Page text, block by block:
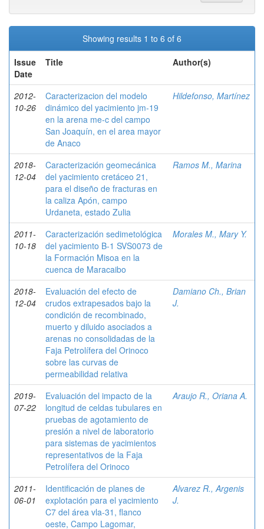
Showing results 1 to 6 of 6
Issue
Date
Title Author(s)
2012-
10-26
Caracterizacion del modelo
dinámico del yacimiento jm-19
en la arena me-c del campo
San Joaquín, en el area mayor
de Anaco
Hildefonso, Martínez
2018-
12-04
Caracterización geomecánica
del yacimiento cretáceo 21,
para el diseño de fracturas en
la caliza Apón, campo
Urdaneta, estado Zulia
Ramos M., Marina
2011-
10-18
Caracterización sedimetológica
del yacimiento B-1 SVS0073 de
la Formación Misoa en la
cuenca de Maracaibo
Morales M., Mary Y.
2018-
12-04
Evaluación del efecto de
crudos extrapesados bajo la
condición de recombinado,
muerto y diluido asociados a
arenas no consolidadas de la
Faja Petrolífera del Orinoco
sobre las curvas de
permeabilidad relativa
Damiano Ch., Brian
J.
2019-
07-22
Evaluación del impacto de la
longitud de celdas tubulares en
pruebas de agotamiento de
presión a nivel de laboratorio
para sistemas de yacimientos
representativos de la Faja
Petrolífera del Orinoco
Araujo R., Oriana A.
2011-
06-01
Identificación de planes de
explotación para el yacimiento
C7 del área vla-31, flanco
oeste, Campo Lagomar,
Alvarez R., Argenis
J.